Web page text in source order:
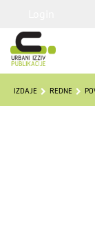
IZDAJE REDNE